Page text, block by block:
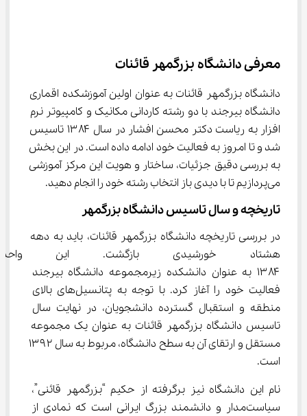
معرفی دانشگاه بزرگمهر قائنات
دانشگاه بزرگمهر قائنات به عنوان اولین آموزشکده اقماری
دانشگاه بیرجند با دو رشته کاردانی مکانیک و کامپیوتر نرم
افزار به ریاست دکتر محسن افشار در سال ۱۳۸۴ تاسیس
شد و تا امروز به فعالیت خود ادامه داده است. در این بخش
به بررسی دقیق جزئیات، ساختار و هویت این مرکز آموزشی
می‌پردازیم تا با دیدی باز انتخاب رشته خود را انجام دهید.
تاریخچه و سال تاسیس دانشگاه بزرگمهر
در بررسی تاریخچه دانشگاه بزرگمهر قائنات، باید به دهه
هشتاد خورشیدی بازگشت. این
۱۳۸۴ به عنوان دانشکده زیرمجموعه دانشگاه بیرجند
فعالیت خود را آغاز کرد. با توجه به پتانسیل‌های بالای
منطقه و استقبال گسترده دانشجویان، در نهایت سال
تاسیس دانشگاه بزرگمهر قائنات به عنوان یک مجموعه
است.
نام این دانشگاه نیز برگرفته از حکیم “بزرگمهر قائنی”،
سیاست‌مدار و دانشمند بزرگ ایرانی است که نمادی از